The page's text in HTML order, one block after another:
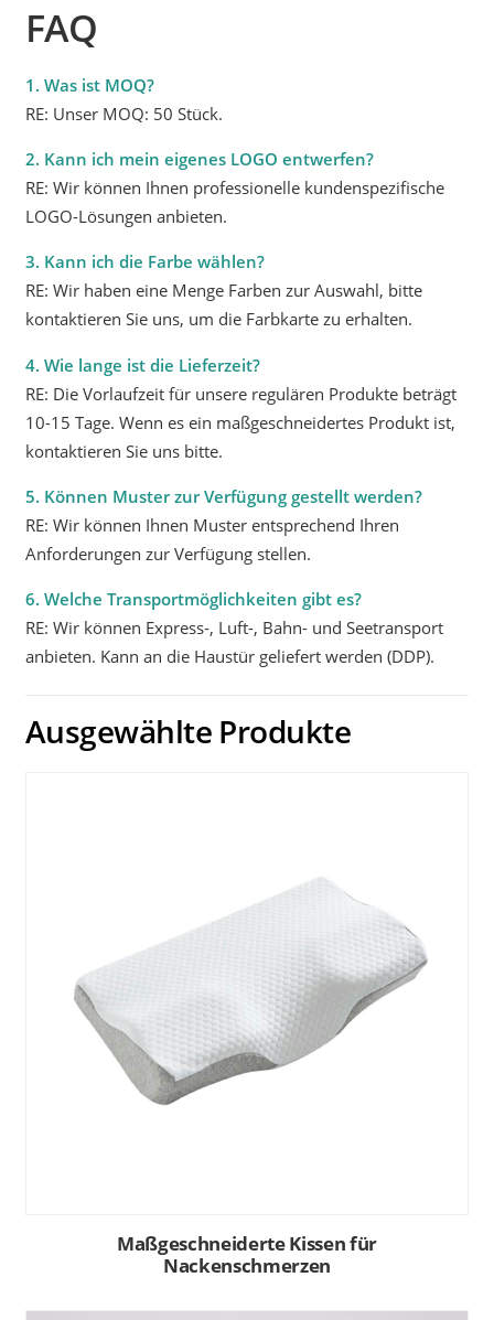
FAQ
1. Was ist MOQ?
RE: Unser MOQ: 50 Stück.
2. Kann ich mein eigenes LOGO entwerfen?
RE: Wir können Ihnen professionelle kundenspezifische
LOGO-Lösungen anbieten.
3. Kann ich die Farbe wählen?
RE: Wir haben eine Menge Farben zur Auswahl, bitte
kontaktieren Sie uns, um die Farbkarte zu erhalten.
4. Wie lange ist die Lieferzeit?
RE: Die Vorlaufzeit für unsere regulären Produkte beträgt
10-15 Tage. Wenn es ein maßgeschneidertes Produkt ist,
kontaktieren Sie uns bitte.
5. Können Muster zur Verfügung gestellt werden?
RE: Wir können Ihnen Muster entsprechend Ihren
Anforderungen zur Verfügung stellen.
6. Welche Transportmöglichkeiten gibt es?
RE: Wir können Express-, Luft-, Bahn- und Seetransport
anbieten. Kann an die Haustür geliefert werden (DDP).
Ausgewählte Produkte
Maßgeschneiderte Kissen für
Nackenschmerzen